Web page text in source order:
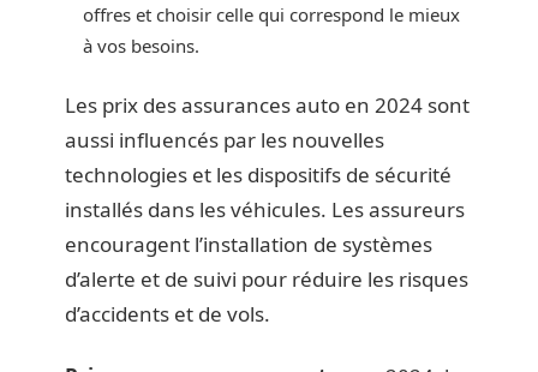
offres et choisir celle qui correspond le mieux
à vos besoins.
Les prix des assurances auto en 2024 sont
aussi influencés par les nouvelles
technologies et les dispositifs de sécurité
installés dans les véhicules. Les assureurs
encouragent l’installation de systèmes
d’alerte et de suivi pour réduire les risques
d’accidents et de vols.